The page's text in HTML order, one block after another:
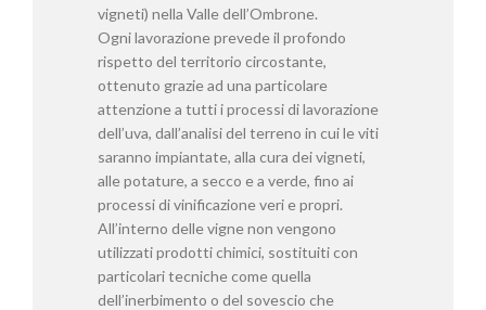
vigneti) nella Valle dell’Ombrone.
Ogni lavorazione prevede il profondo
rispetto del territorio circostante,
ottenuto grazie ad una particolare
attenzione a tutti i processi di lavorazione
dell’uva, dall’analisi del terreno in cui le viti
saranno impiantate, alla cura dei vigneti,
alle potature, a secco e a verde, fino ai
processi di vinificazione veri e propri.
All’interno delle vigne non vengono
utilizzati prodotti chimici, sostituiti con
particolari tecniche come quella
dell’inerbimento o del sovescio che